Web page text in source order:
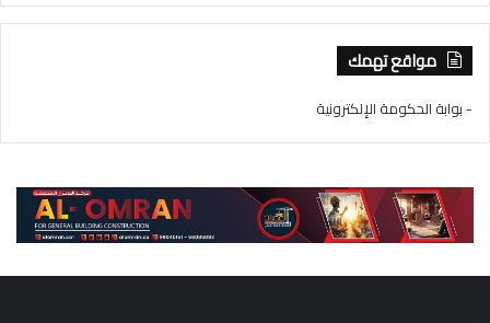
مواقع تهمك
- بوابة الحكومة الإلكترونية